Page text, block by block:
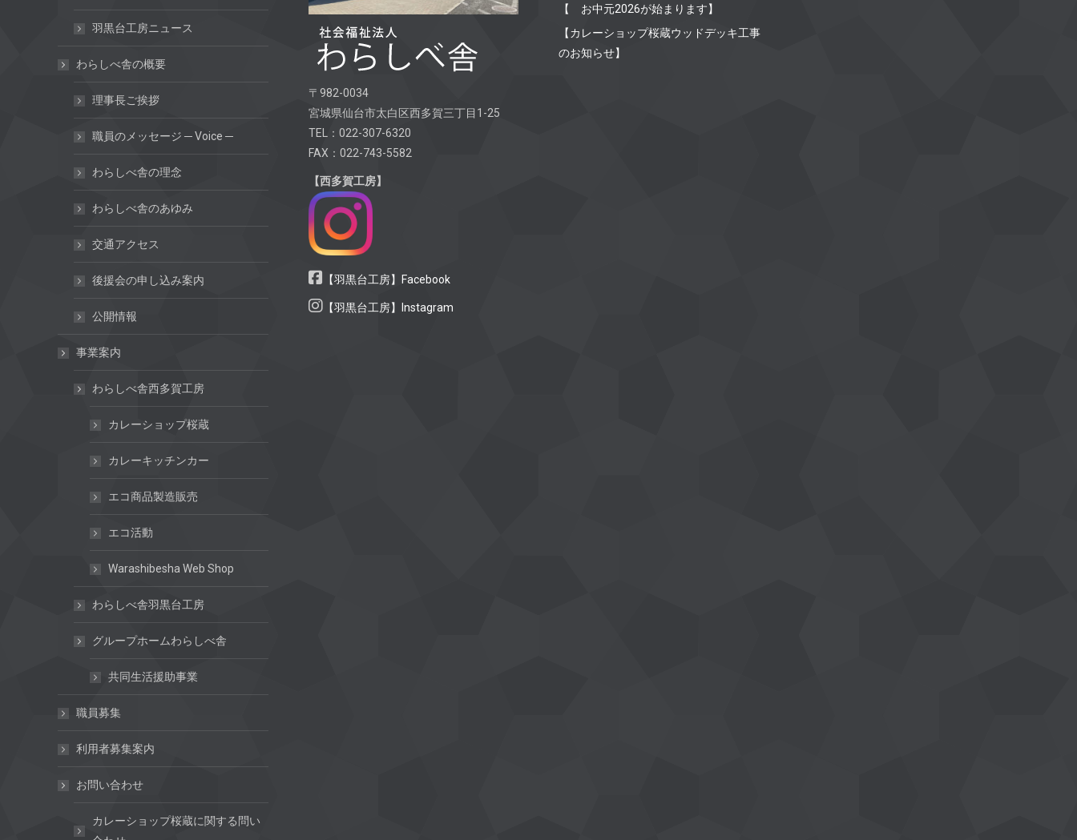
羽黒台工房ニュース
わらしべ舎の概要
理事長ご挨拶
職員のメッセージ ─ Voice ─
わらしべ舎の理念
わらしべ舎のあゆみ
交通アクセス
後援会の申し込み案内
公開情報
事業案内
わらしべ舎西多賀工房
カレーショップ桜蔵
カレーキッチンカー
エコ商品製造販売
エコ活動
Warashibesha Web Shop
わらしべ舎羽黒台工房
グループホームわらしべ舎
共同生活援助事業
職員募集
利用者募集案内
お問い合わせ
カレーショップ桜蔵に関する問い
〒982-0034
宮城県仙台市太白区西多賀三丁目1-25
TEL：022-307-6320
FAX：022-743-5582
【西多賀工房】
【羽黒台工房】Facebook
【羽黒台工房】Instagram
【 お中元2026が始まります】
【カレーショップ桜蔵ウッドデッキ工事
のお知らせ】